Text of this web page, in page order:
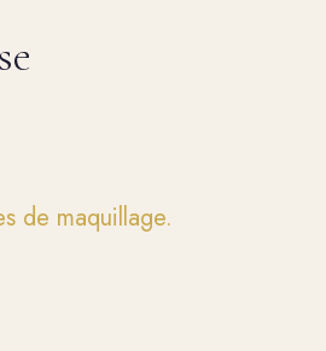
de maquillage.